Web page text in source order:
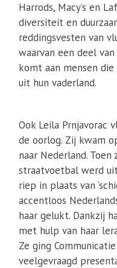
Harrods, Macy’s en
diversiteit en
reddingsvesten van
waarvan een deel
komt aan mensen
uit hun vaderland.
Ook Leila Prnjavorac
de oorlog. Zij kwam
naar Nederland.
straatvoetbal werd
riep in plaats van
accentloos
haar gelukt. Dankzij
met hulp van haar
Ze ging
veelgevraagd